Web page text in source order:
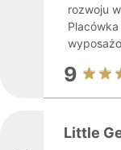
rozwoju
9
Little